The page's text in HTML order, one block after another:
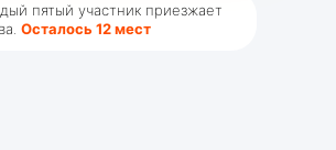
пятый участник приезжает
Осталось 12 мест